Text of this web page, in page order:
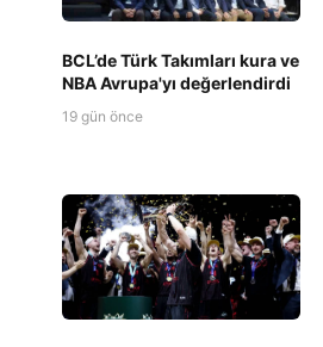
BCL’de Türk Takımları kura ve
NBA Avrupa'yı değerlendirdi
19 gün önce